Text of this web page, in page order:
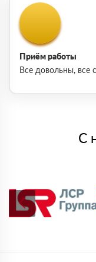
Приём работы
Все довольны, все
С